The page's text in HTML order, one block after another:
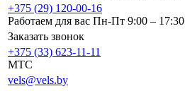
+375 (29) 120-00-16
Работаем для вас Пн-Пт 9:00 – 17:30
Заказать звонок
+375 (33) 623-11-11
MTC
vels@vels.by